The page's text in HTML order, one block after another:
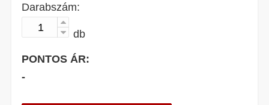
Darabszám:
db
PONTOS ÁR:
-